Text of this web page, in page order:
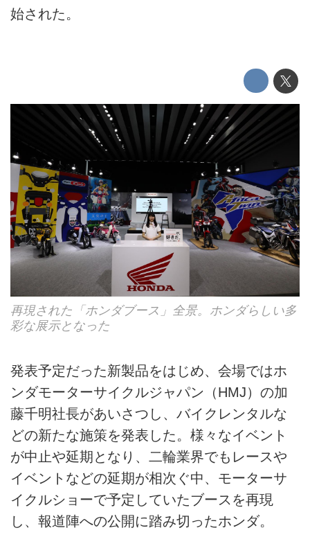
始された。
再現された「ホンダブース」全景。ホンダらしい多
彩な展示となった
発表予定だった新製品をはじめ、会場ではホ
ンダモーターサイクルジャパン（HMJ）の加
藤千明社長があいさつし、バイクレンタルな
どの新たな施策を発表した。様々なイベント
が中止や延期となり、二輪業界でもレースや
イベントなどの延期が相次ぐ中、モーターサ
イクルショーで予定していたブースを再現
し、報道陣への公開に踏み切ったホンダ。